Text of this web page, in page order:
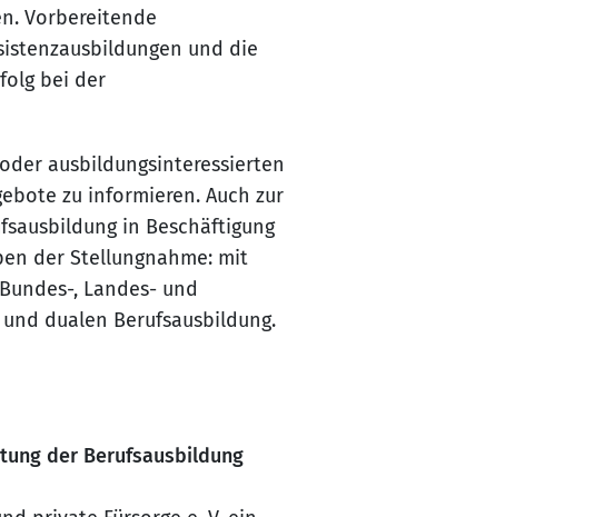
Vorbereitende
und die
bei der
ausbildungsinteressierten
zu informieren. Auch zur
in Beschäftigung
der Stellungnahme: mit
, Landes- und
dualen Berufsausbildung.
der Berufsausbildung